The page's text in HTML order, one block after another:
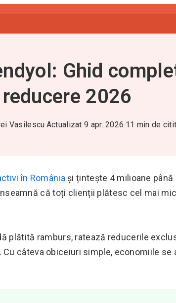
Ghid
reducere 2026
Vasilescu·Actualizat 9 apr. 2026·11 min de citit
în România și țintește 4 milioane până
că toți clienții plătesc cel mai
plătită ramburs, ratează reducerile
câteva obiceiuri simple, economiile se